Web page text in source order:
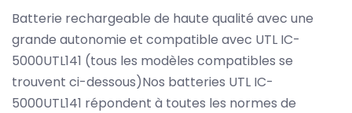
Batterie rechargeable de haute qualité avec une
grande autonomie et compatible avec UTL IC-
5000UTL141 (tous les modèles compatibles se
trouvent ci-dessous)Nos batteries UTL IC-
5000UTL141 répondent à toutes les normes de